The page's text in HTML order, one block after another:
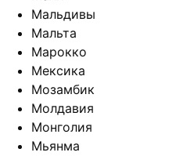
Мальдивы
Мальта
Марокко
Мексика
Мозамбик
Молдавия
Монголия
Мьянма